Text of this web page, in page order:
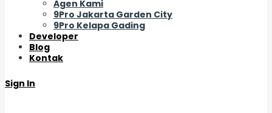
Agen Kami
9Pro Jakarta Garden City
9Pro Kelapa Gading
Developer
Blog
Kontak
Sign In